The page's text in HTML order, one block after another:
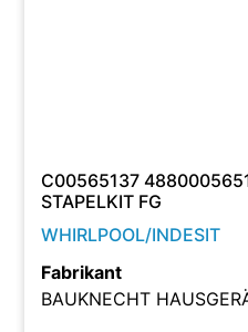
C00565137
STAPELKIT FG
WHIRLPOOL/INDESIT
Fabrikant
BAUKNECHT